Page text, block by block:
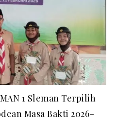
1 Sleman Terpilih
Masa Bakti 2026–